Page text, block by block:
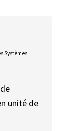
Systèmes
unité de